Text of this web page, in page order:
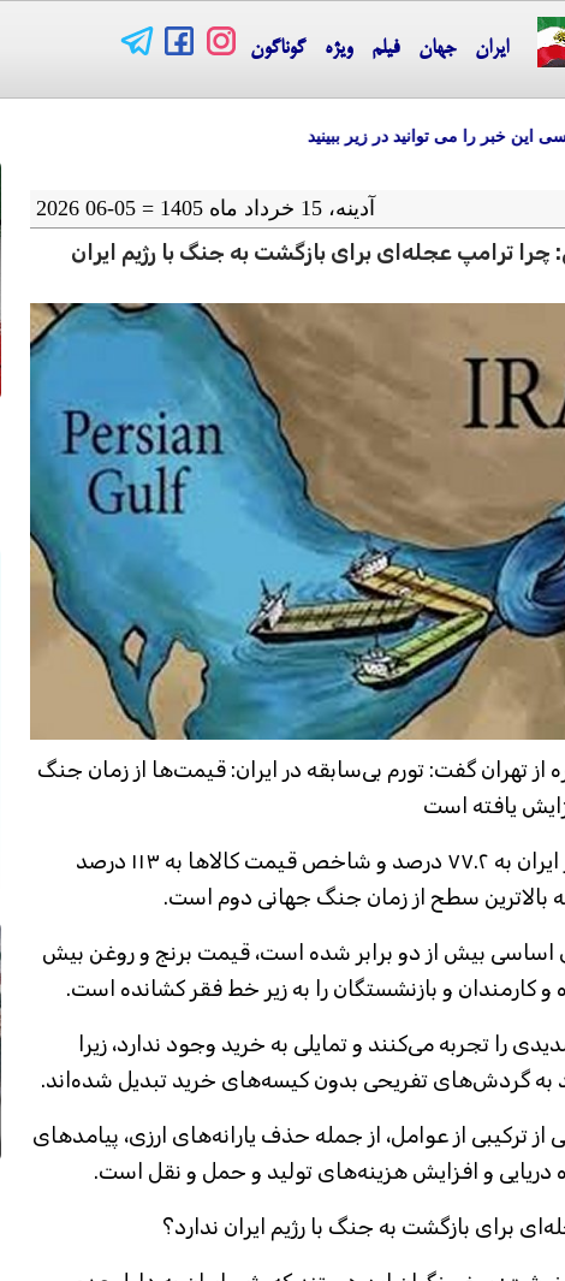
ایران جهان فیلم ویژه گوناگون
خبر را می توانید در زیر ببینید
آدينه، 15 خرداد ماه 1405 = 05-06 2026
چرا ترامپ عجله‌ای برای بازگشت به جنگ با رژیم ایران
از تهران گفت: تورم بی‌سابقه در ایران: قیمت‌ها از زمان جنگ
یافته است
تورم سالانه در ایران به ۷۷.۲ درصد و شاخص قیمت کالاها به ۱۱۳ درصد
بالاترین سطح از زمان جنگ جهانی دوم است.
اساسی بیش از دو برابر شده است، قیمت برنج و روغن بیش
و کارمندان و بازنشستگان را به زیر خط فقر کشانده است.
را تجربه می‌کنند و تمایلی به خرید وجود ندارد، زیرا
گردش‌های تفریحی بدون کیسه‌های خرید تبدیل شده‌اند.
از ترکیبی از عوامل، از جمله حذف یارانه‌های ارزی، پیامدهای
و افزایش هزینه‌های تولید و حمل و نقل است.
برای بازگشت به جنگ با رژیم ایران ندارد؟